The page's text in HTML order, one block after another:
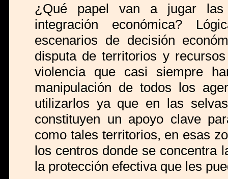
¿Qué papel van a jugar las
integración económica?
escenarios de decisión
disputa de territorios y
violencia que casi siempre
manipulación de todos los
utilizarlos ya que en las
constituyen un apoyo clave
como tales territorios, en esas
los centros donde se concentra
la protección efectiva que les